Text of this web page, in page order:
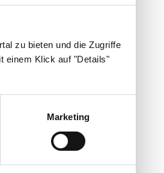
zu bieten und die Zugriffe
einem Klick auf "Details"
Marketing